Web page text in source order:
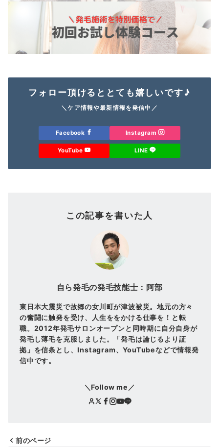
フォロー頂けるととても嬉しいです♪
＼ケア情報や最新情報を発信中／
Facebook Instagram
YouTube LINE
この記事を書いた人
自ら発毛の発毛技能士：阿部
東日本大震災で故郷の女川町が津波被災。地元の方々
の奮闘に触発を受け、人生ををかける仕事を！と転
職。2012年発毛サロンオープンと同時期に自分自身が
発毛し薄毛を克服しました。「発毛は論じるより証
拠」を信条とし、Instagram、YouTubeなどで情報発
信中です。
＼Follow me／
前のページ